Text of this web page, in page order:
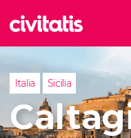
Italia Sicilia